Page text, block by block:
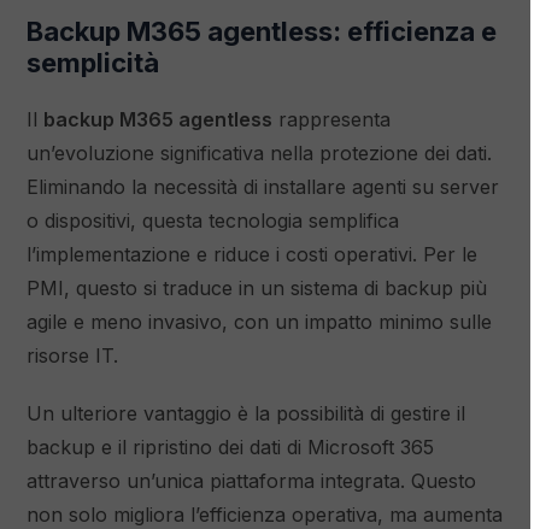
Backup M365 agentless: efficienza e
semplicità
Il backup M365 agentless rappresenta
un’evoluzione significativa nella protezione dei dati.
Eliminando la necessità di installare agenti su server
o dispositivi, questa tecnologia semplifica
l’implementazione e riduce i costi operativi. Per le
PMI, questo si traduce in un sistema di backup più
agile e meno invasivo, con un impatto minimo sulle
risorse IT.
Un ulteriore vantaggio è la possibilità di gestire il
backup e il ripristino dei dati di Microsoft 365
attraverso un’unica piattaforma integrata. Questo
non solo migliora l’efficienza operativa, ma aumenta